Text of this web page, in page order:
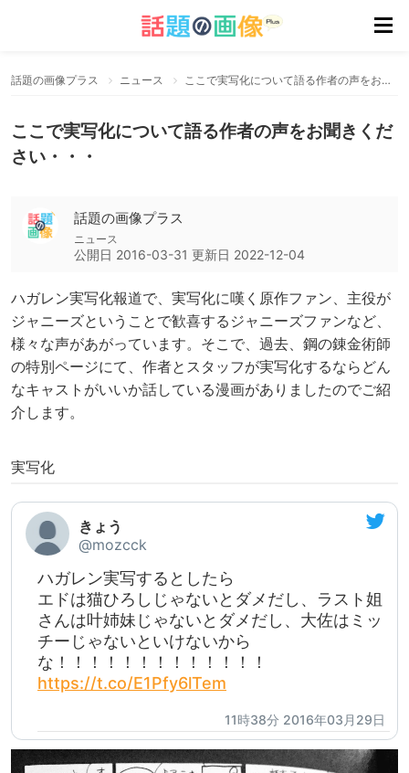
話題の画像プラス ニュース ここで実写化について語る作者の声をお聞きください・・・
ここで実写化について語る作者の声をお聞きくだ
さい・・・
話題の画像プラス
ニュース
公開日 2016-03-31 更新日 2022-12-04
ハガレン実写化報道で、実写化に嘆く原作ファン、主役が
ジャニーズということで歓喜するジャニーズファンなど、
様々な声があがっています。そこで、過去、鋼の錬金術師
の特別ページにて、作者とスタッフが実写化するならどん
なキャストがいいか話している漫画がありましたのでご紹
介します。
実写化
きょう
@mozcck
ハガレン実写するとしたら
エドは猫ひろしじゃないとダメだし、ラスト姐
さんは叶姉妹じゃないとダメだし、大佐はミッ
チーじゃないといけないから
な！！！！！！！！！！！！！
https://t.co/E1Pfy6lTem
11時38分 2016年03月29日